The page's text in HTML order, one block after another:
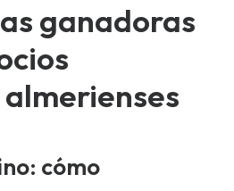
ganadoras
cómo